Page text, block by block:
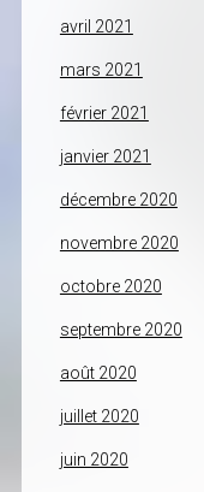
avril 2021
mars 2021
février 2021
janvier 2021
décembre 2020
novembre 2020
octobre 2020
septembre 2020
août 2020
juillet 2020
juin 2020